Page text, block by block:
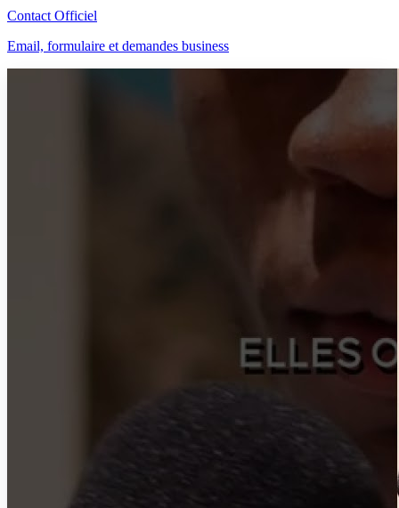
Contact Officiel
Email, formulaire et demandes business